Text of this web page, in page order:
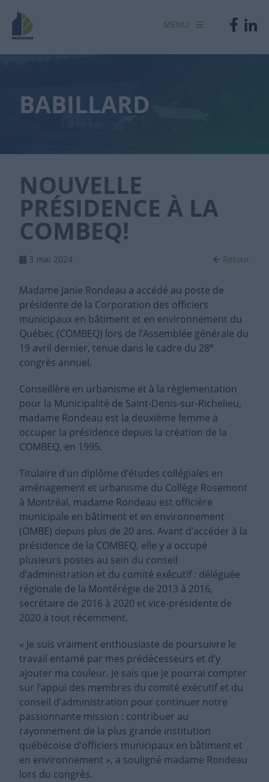
MENU
BABILLARD
NOUVELLE
PRÉSIDENCE À LA
COMBEQ!
3 mai 2024 Retour
Madame Janie Rondeau a accédé au poste de
présidente de la Corporation des officiers
municipaux en bâtiment et en environnement du
Québec (COMBEQ) lors de l’Assemblée générale du
19 avril dernier, tenue dans le cadre du 28e
congrès annuel.
Conseillère en urbanisme et à la règlementation
pour la Municipalité de Saint-Denis-sur-Richelieu,
madame Rondeau est la deuxième femme à
occuper la présidence depuis la création de la
COMBEQ, en 1995.
Titulaire d’un diplôme d’études collégiales en
aménagement et urbanisme du Collège Rosemont
à Montréal, madame Rondeau est officière
municipale en bâtiment et en environnement
(OMBE) depuis plus de 20 ans. Avant d’accéder à la
présidence de la COMBEQ, elle y a occupé
plusieurs postes au sein du conseil
d’administration et du comité exécutif : déléguée
régionale de la Montérégie de 2013 à 2016,
secrétaire de 2016 à 2020 et vice-présidente de
2020 à tout récemment.
« Je suis vraiment enthousiaste de poursuivre le
travail entamé par mes prédécesseurs et d’y
ajouter ma couleur. Je sais que je pourrai compter
sur l’appui des membres du comité exécutif et du
conseil d’administration pour continuer notre
passionnante mission : contribuer au
rayonnement de la plus grande institution
québécoise d’officiers municipaux en bâtiment et
en environnement », a souligné madame Rondeau
lors du congrès.